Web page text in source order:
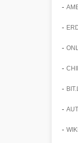
-
-
-
-
-
-
-